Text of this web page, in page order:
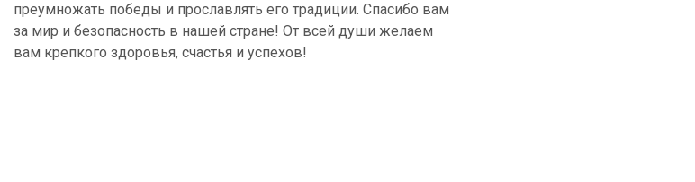
преумножать победы и прославлять его традиции. Спасибо вам
за мир и безопасность в нашей стране! От всей души желаем
вам крепкого здоровья, счастья и успехов!